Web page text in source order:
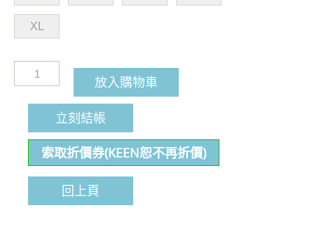
XL
放入購物車
立刻結帳
索取折價券(KEEN恕不再折價)
回上頁